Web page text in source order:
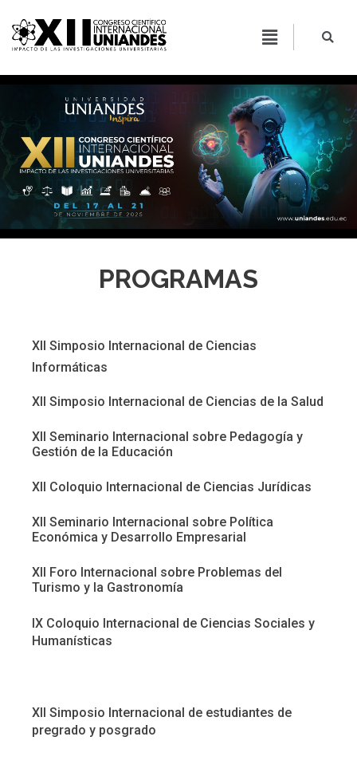
PROGRAMAS
XII Simposio Internacional de Ciencias
Informáticas
XII Simposio Internacional de Ciencias de la Salud
XII Seminario Internacional sobre Pedagogía y
Gestión de la Educación
XII Coloquio Internacional de Ciencias Jurídicas
XII Seminario Internacional sobre Política
Económica y Desarrollo Empresarial
XII Foro Internacional sobre Problemas del
Turismo y la Gastronomía
IX Coloquio Internacional de Ciencias Sociales y
Humanísticas
XII Simposio Internacional de estudiantes de
pregrado y posgrado